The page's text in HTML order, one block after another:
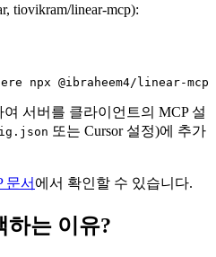
tiovikram/linear-mcp):
서버를 클라이언트의 MCP 설
또는 Cursor 설정)에 추가
문서 에서 확인할 수 있습니다.
는 이유?